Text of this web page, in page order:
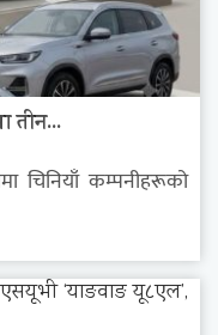
तीन...
चिनियाँ कम्पनीहरूको